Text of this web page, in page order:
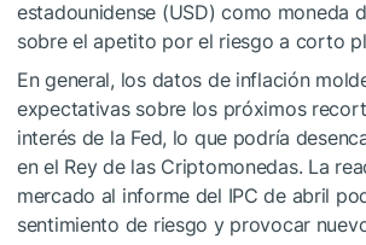
estadounidense (USD) como moneda
sobre el apetito por el riesgo a corto
En general, los datos de inflación
expectativas sobre los próximos
interés de la Fed, lo que podría
en el Rey de las Criptomonedas. La
mercado al informe del IPC de abril
sentimiento de riesgo y provocar